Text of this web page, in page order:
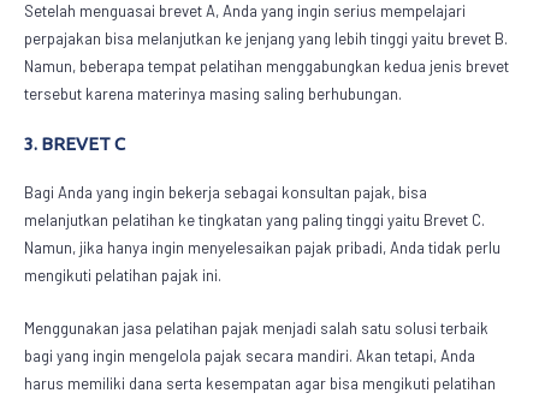
Setelah menguasai brevet A, Anda yang ingin serius mempelajari
perpajakan bisa melanjutkan ke jenjang yang lebih tinggi yaitu brevet B.
Namun, beberapa tempat pelatihan menggabungkan kedua jenis brevet
tersebut karena materinya masing saling berhubungan.
3. BREVET C
Bagi Anda yang ingin bekerja sebagai konsultan pajak, bisa
melanjutkan pelatihan ke tingkatan yang paling tinggi yaitu Brevet C.
Namun, jika hanya ingin menyelesaikan pajak pribadi, Anda tidak perlu
mengikuti pelatihan pajak ini.
Menggunakan jasa pelatihan pajak menjadi salah satu solusi terbaik
bagi yang ingin mengelola pajak secara mandiri. Akan tetapi, Anda
harus memiliki dana serta kesempatan agar bisa mengikuti pelatihan